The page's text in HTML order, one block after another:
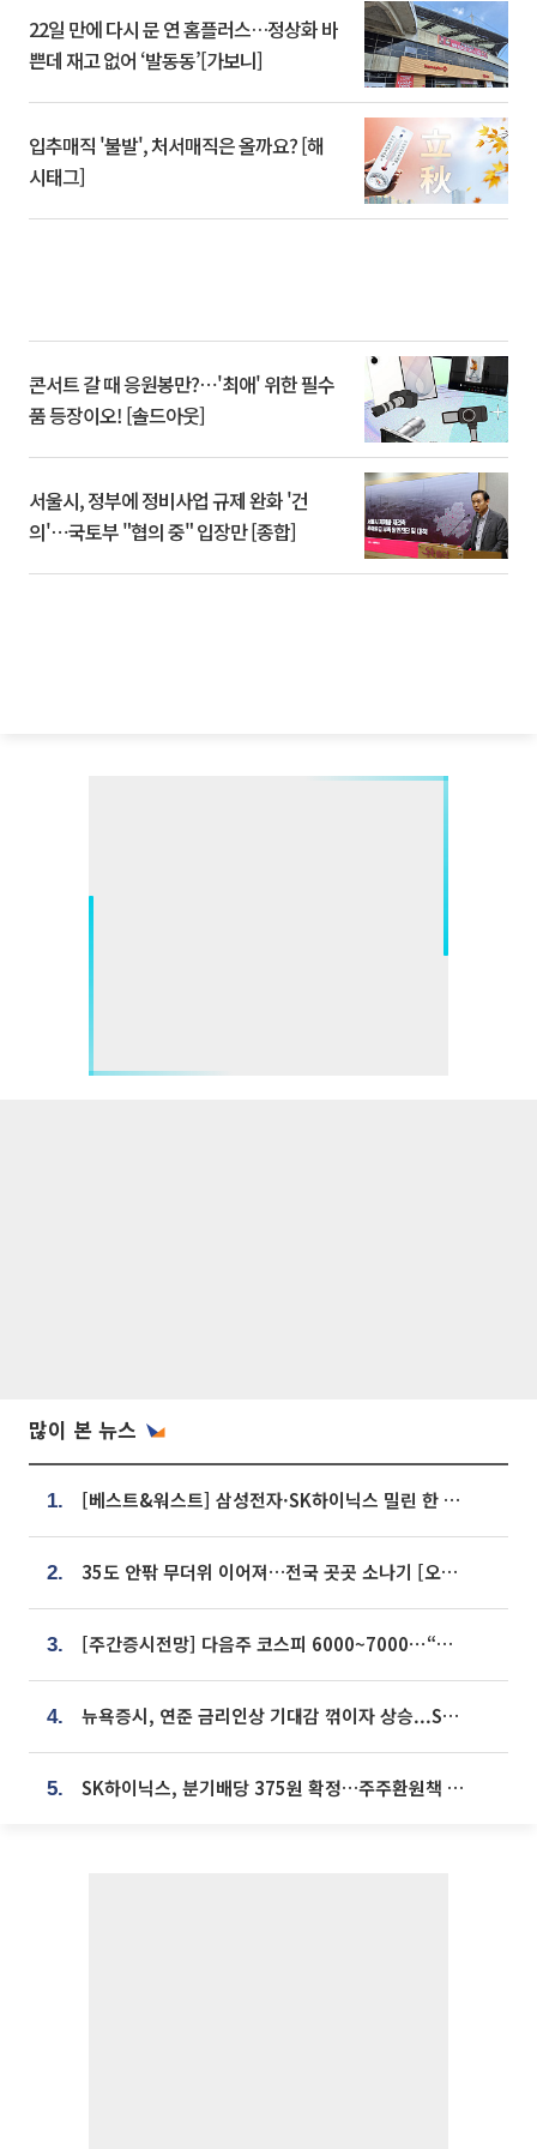
22일 만에 다시 문 연 홈플러스…정상화 바
쁜데 재고 없어 ‘발동동’[가보니]
입추매직 '불발', 처서매직은 올까요? [해
시태그]
콘서트 갈 때 응원봉만?⋯'최애' 위한 필수
품 등장이오! [솔드아웃]
서울시, 정부에 정비사업 규제 완화 '건
의'⋯국토부 "협의 중" 입장만 [종합]
많이 본 뉴스
1. [베스트&워스트] 삼성전자·SK하이닉스 밀린 한 주…상상인증권은 85% 급등
2. 35도 안팎 무더위 이어져…전국 곳곳 소나기 [오늘 날씨]
3. [주간증시전망] 다음주 코스피 6000~7000⋯“外人 수급은 정책이 변수”
4. 뉴욕증시, 연준 금리인상 기대감 꺾이자 상승...S&P500 사상 최고치 [종합]
5. SK하이닉스, 분기배당 375원 확정…주주환원책 9월로 앞당겨 발표